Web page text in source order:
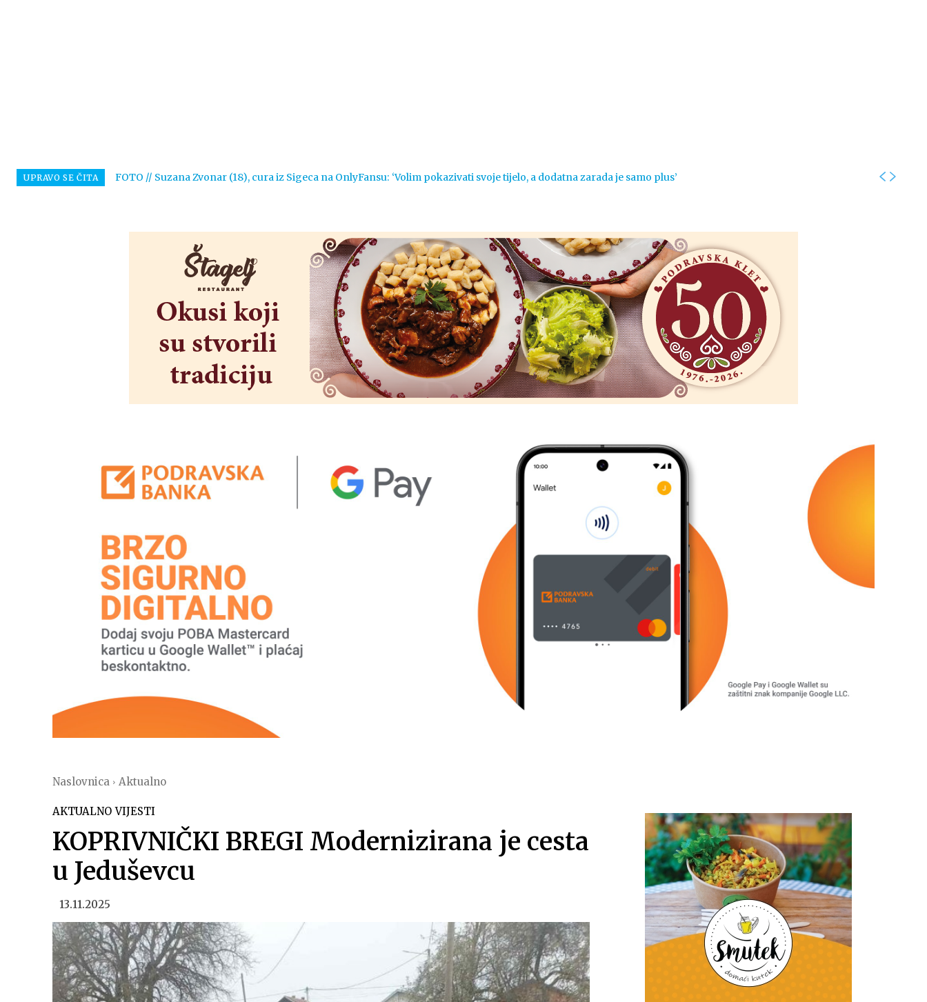
UPRAVO SE ČITA FOTO // Suzana Zvonar (18), cura iz Sigeca na OnlyFansu: ‘Volim pokazivati svoje tijelo, a dodatna zarada je samo plus’
Naslovnica Aktualno
AKTUALNO VIJESTI
KOPRIVNIČKI BREGI Modernizirana je cesta
u Jeduševcu
13.11.2025